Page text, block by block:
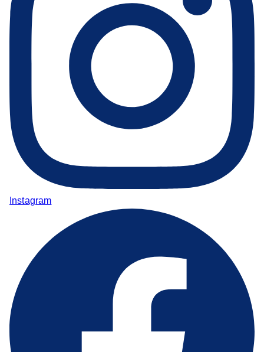
Instagram